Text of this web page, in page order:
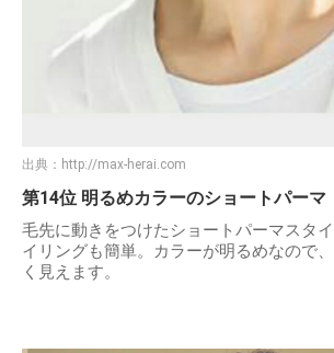
出典： http://max-herai.com
第14位 明るめカラーのショートパーマ
毛先に動きをつけたショートパーマスタ
イリングも簡単。カラーが明るめなので
く見えます。